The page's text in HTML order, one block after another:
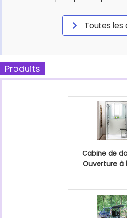
Toutes les
Produits
Cabine de
Ouverture à